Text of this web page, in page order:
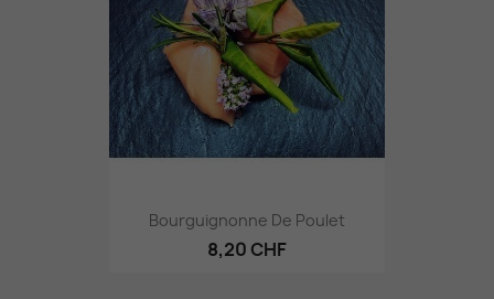
Bourguignonne De Poulet
8,20 CHF